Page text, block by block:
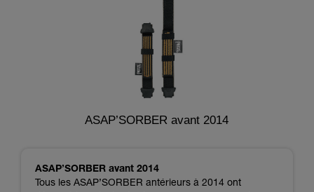
ASAP’SORBER avant 2014
ASAP’SORBER avant 2014
Tous les ASAP’SORBER antérieurs à 2014 ont